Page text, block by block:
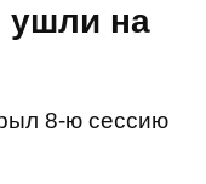
ушли на
8-ю сессию